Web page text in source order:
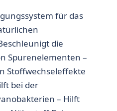
für das
die
Spurenelementen –
Stoffwechseleffekte
bei der
– Hilft